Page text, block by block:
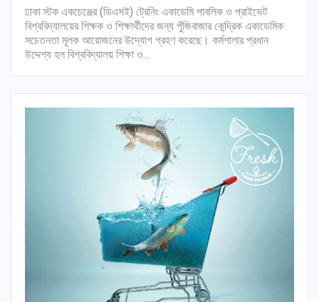
ঢাকা স্টক একচেঞ্জের (ডিএসই) ট্রেনিং একাডেমি পাবলিক ও প্রাইভেট
বিশ্ববিদ্যালয়ের শিক্ষক ও শিক্ষার্থীদের জন্য পুঁজিবাজার কেন্দ্রিক একাডেমিক
সচেতনতা মূলক আয়োজনের উদ্যোগ গ্রহণ করেছে। কর্মশালার প্রধান
উদ্দেশ্য হল বিশ্ববিদ্যালয় শিক্ষা ও…